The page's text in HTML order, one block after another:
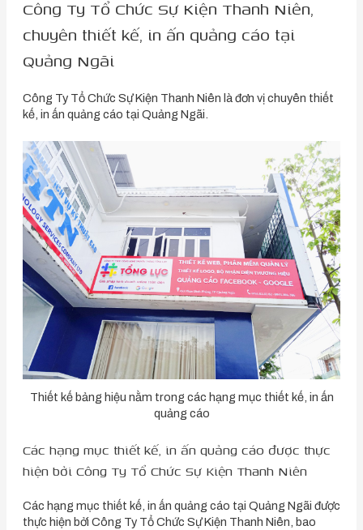
Công Ty Tổ Chức Sự Kiện Thanh Niên,
chuyên thiết kế, in ấn quảng cáo tại
Quảng Ngãi
Công Ty Tổ Chức Sự Kiện Thanh Niên là đơn vị chuyên thiết
kế, in ấn quảng cáo tại Quảng Ngãi.
Thiết kế bảng hiệu nằm trong các hạng mục thiết kế, in ấn
quảng cáo
Các hạng mục thiết kế, in ấn quảng cáo được thực
hiện bởi Công Ty Tổ Chức Sự Kiện Thanh Niên
Các hạng mục thiết kế, in ấn quảng cáo tại Quảng Ngãi được
thực hiện bởi Công Ty Tổ Chức Sự Kiện Thanh Niên, bao